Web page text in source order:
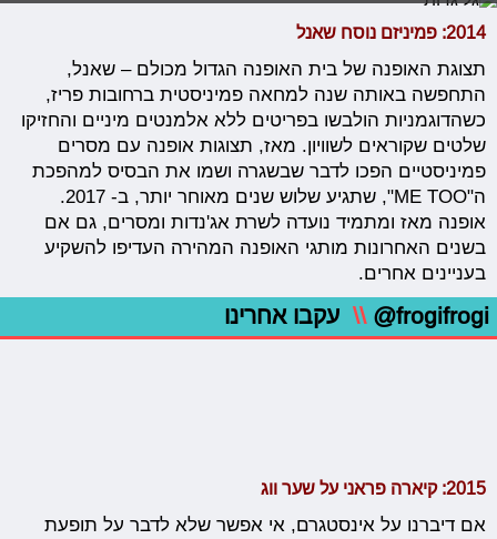
2014: פמיניזם נוסח שאנל
תצוגת האופנה של בית האופנה הגדול מכולם – שאנל,
התחפשה באותה שנה למחאה פמיניסטית ברחובות פריז,
כשהדוגמניות הולבשו בפריטים ללא אלמנטים מיניים והחזיקו
שלטים שקוראים לשוויון. מאז, תצוגות אופנה עם מסרים
פמיניסטיים הפכו לדבר שבשגרה ושמו את הבסיס למהפכת
ה"ME TOO", שתגיע שלוש שנים מאוחר יותר, ב- 2017.
אופנה מאז ומתמיד נועדה לשרת אג'נדות ומסרים, גם אם
בשנים האחרונות מותגי האופנה המהירה העדיפו להשקיע
בעניינים אחרים.
@frogifrogi
\\ עקבו אחרינו
2015: קיארה פראני על שער ווג
אם דיברנו על אינסטגרם, אי אפשר שלא לדבר על תופעת